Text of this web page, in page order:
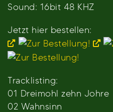
Sound: 16bit 48 KHZ
Jetzt hier bestellen:
Tracklisting:
01 Dreimohl zehn Johre
02 Wahnsinn